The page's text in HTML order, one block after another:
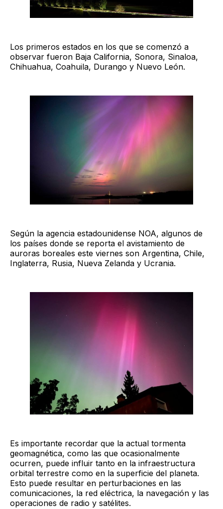
Los primeros estados en los que se comenzó a
observar fueron Baja California, Sonora, Sinaloa,
Chihuahua, Coahuila, Durango y Nuevo León.
Según la agencia estadounidense NOA, algunos de
los países donde se reporta el avistamiento de
auroras boreales este viernes son Argentina, Chile,
Inglaterra, Rusia, Nueva Zelanda y Ucrania.
Es importante recordar que la actual tormenta
geomagnética, como las que ocasionalmente
ocurren, puede influir tanto en la infraestructura
orbital terrestre como en la superficie del planeta.
Esto puede resultar en perturbaciones en las
comunicaciones, la red eléctrica, la navegación y las
operaciones de radio y satélites.